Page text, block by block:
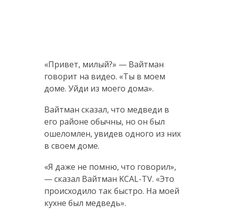
«Привет, милый?» — Вайтман
говорит на видео. «Ты в моем
доме. Уйди из моего дома».
Вайтман сказал, что медведи в
его районе обычны, но он был
ошеломлен, увидев одного из них
в своем доме.
«Я даже не помню, что говорил»,
— сказал Вайтман KCAL-TV. «Это
происходило так быстро. На моей
кухне был медведь».